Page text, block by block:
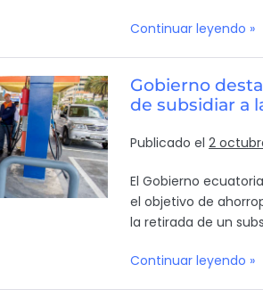
Continuar leyendo »
Gobierno
de subsidiar a
Publicado el 2
El Gobierno
el objetivo de
la retirada de un
Continuar leyendo »